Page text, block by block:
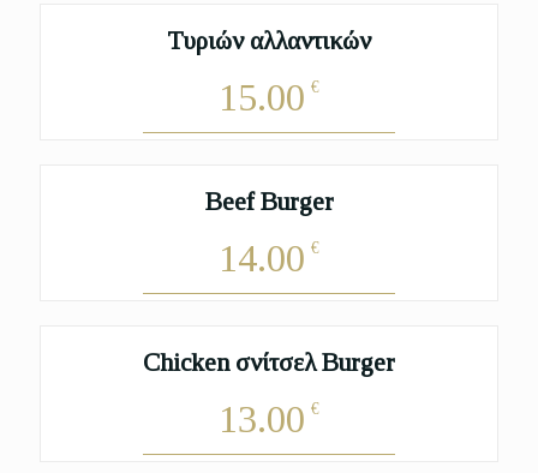
Τυριών αλλαντικών
15.00 €
Beef Burger
14.00 €
Chicken σνίτσελ Burger
13.00 €